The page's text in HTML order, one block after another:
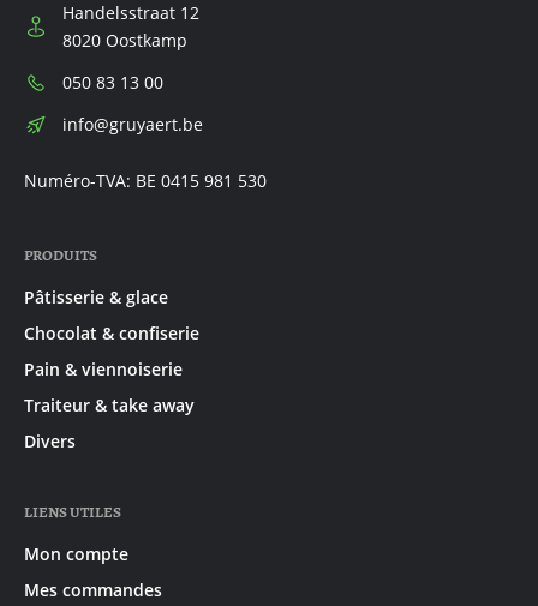
Handelsstraat 12
8020 Oostkamp
Téléphone:
050 83 13 00
E-
info@gruyaert.be
Numéro-TVA: BE 0415 981 530
PRODUITS
Pâtisserie & glace
Chocolat & confiserie
Pain & viennoiserie
Traiteur & take away
Divers
LIENS UTILES
Mon compte
Mes commandes